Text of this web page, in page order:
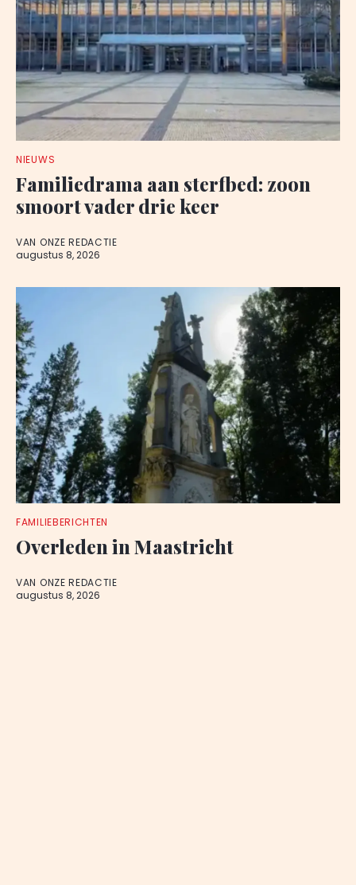
NIEUWS
Familiedrama aan sterfbed: zoon
smoort vader drie keer
VAN ONZE REDACTIE
augustus 8, 2026
FAMILIEBERICHTEN
Overleden in Maastricht
VAN ONZE REDACTIE
augustus 8, 2026